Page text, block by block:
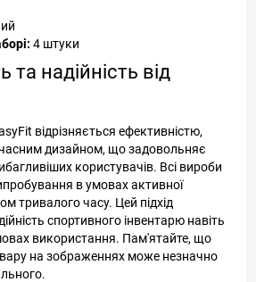
4 штуки
та надійність від
відрізняється ефективністю,
дизайном, що задовольняє
користувачів. Всі вироби
в умовах активної
тривалого часу. Цей підхід
спортивного інвентарю навіть
використання. Пам'ятайте, що
на зображеннях може незначно